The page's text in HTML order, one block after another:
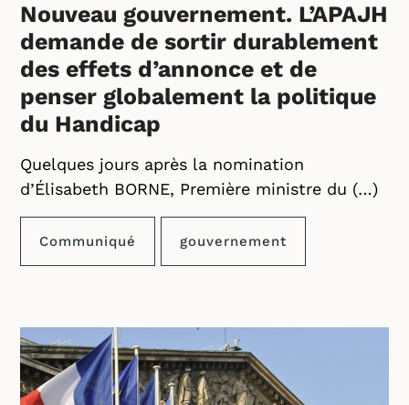
Nouveau gouvernement. L’APAJH
demande de sortir durablement
des effets d’annonce et de
penser globalement la politique
du Handicap
Quelques jours après la nomination
d’Élisabeth BORNE, Première ministre du (…)
Communiqué gouvernement